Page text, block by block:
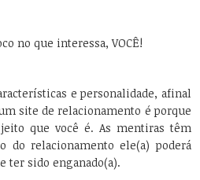
no que interessa, VOCÊ!
e personalidade, afinal
site de relacionamento é porque
que você é. As mentiras têm
do relacionamento ele(a) poderá
ter sido enganado(a).